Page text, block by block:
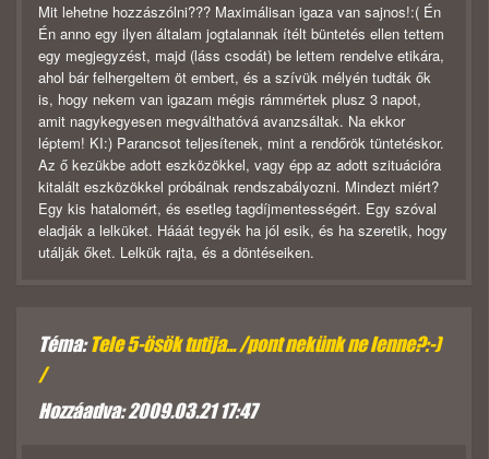
Mit lehetne hozzászólni??? Maximálisan igaza van sajnos!:( Én
Én anno egy ilyen általam jogtalannak ítélt büntetés ellen tettem
egy megjegyzést, majd (láss csodát) be lettem rendelve etikára,
ahol bár felhergeltem öt embert, és a szívük mélyén tudták ők
is, hogy nekem van igazam mégis rámmértek plusz 3 napot,
amit nagykegyesen megválthatóvá avanzsáltak. Na ekkor
léptem! KI:) Parancsot teljesítenek, mint a rendőrök tüntetéskor.
Az ő kezükbe adott eszközökkel, vagy épp az adott szituációra
kitalált eszközökkel próbálnak rendszabályozni. Mindezt miért?
Egy kis hatalomért, és esetleg tagdíjmentességért. Egy szóval
eladják a lelküket. Hááát tegyék ha jól esik, és ha szeretik, hogy
utálják őket. Lelkük rajta, és a döntéseiken.
Téma:Tele 5-ösök tutija... /pont nekünk ne lenne?:-)
/
Hozzáadva: 2009.03.21 17:47